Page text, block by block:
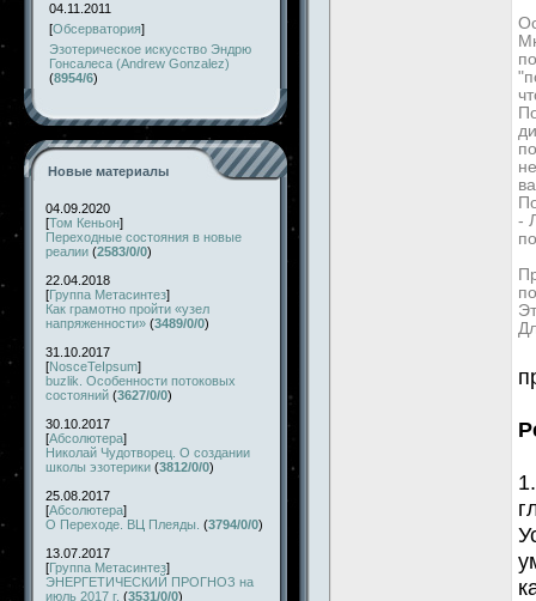
04.11.2011
[Обсерватория]
Эзотерическое искусство Эндрю
Гонсалеса (Andrew Gonzalez)
(8954/6)
Новые материалы
04.09.2020
[Том Кеньон]
Переходные состояния в новые
реалии (2583/0/0)
22.04.2018
[Группа Метасинтез]
Как грамотно пройти «узел
напряженности» (3489/0/0)
31.10.2017
[NosceTeIpsum]
buzlik. Особенности потоковых
состояний (3627/0/0)
30.10.2017
[Абсолютера]
Николай Чудотворец. О создании
школы эзотерики (3812/0/0)
25.08.2017
[Абсолютера]
О Переходе. ВЦ Плеяды. (3794/0/0)
13.07.2017
[Группа Метасинтез]
ЭНЕРГЕТИЧЕСКИЙ ПРОГНОЗ на
июль 2017 г. (3531/0/0)
-